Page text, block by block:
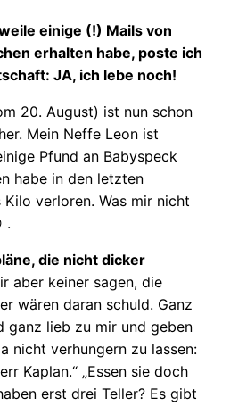
einige (!) Mails von
erhalten habe, poste ich
JA, ich lebe noch!
20. August) ist nun schon
Mein Neffe Leon ist
Pfund an Babyspeck
habe in den letzten
verloren. Was mir nicht
.
die nicht dicker
aber keiner sagen, die
wären daran schuld. Ganz
ganz lieb zu mir und geben
nicht verhungern zu lassen:
Kaplan.“ „Essen sie doch
erst drei Teller? Es gibt